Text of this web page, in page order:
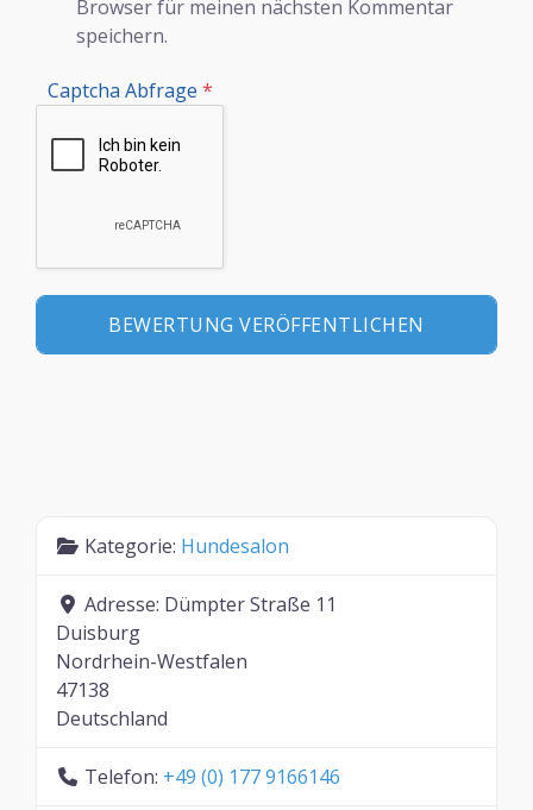
Browser für meinen nächsten Kommentar
speichern.
Captcha Abfrage *
Kategorie: Hundesalon
Adresse: Dümpter Straße 11
Duisburg
Nordrhein-Westfalen
47138
Deutschland
Telefon: +49 (0) 177 9166146